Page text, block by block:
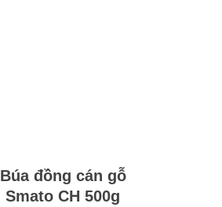
Búa đồng cán gỗ
Smato CH 500g